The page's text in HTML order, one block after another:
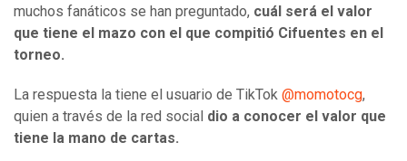
muchos fanáticos se han preguntado, cuál será el valor
que tiene el mazo con el que compitió Cifuentes en el
torneo.
La respuesta la tiene el usuario de TikTok @momotocg,
quien a través de la red social dio a conocer el valor que
tiene la mano de cartas.